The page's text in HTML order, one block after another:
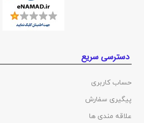
دسترسی سریع
حساب کاربری
پیگیری سفارش
علاقه مندی ها